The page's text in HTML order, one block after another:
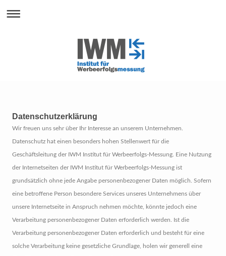
Datenschutzerklärung
Wir freuen uns sehr über Ihr Interesse an unserem Unternehmen.
Datenschutz hat einen besonders hohen Stellenwert für die
Geschäftsleitung der IWM Institut für Werbeerfolgs-Messung. Eine Nutzung
der Internetseiten der IWM Institut für Werbeerfolgs-Messung ist
grundsätzlich ohne jede Angabe personenbezogener Daten möglich. Sofern
eine betroffene Person besondere Services unseres Unternehmens über
unsere Internetseite in Anspruch nehmen möchte, könnte jedoch eine
Verarbeitung personenbezogener Daten erforderlich werden. Ist die
Verarbeitung personenbezogener Daten erforderlich und besteht für eine
solche Verarbeitung keine gesetzliche Grundlage, holen wir generell eine